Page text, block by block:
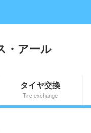
・アール
タイヤ交換
Tire exchange